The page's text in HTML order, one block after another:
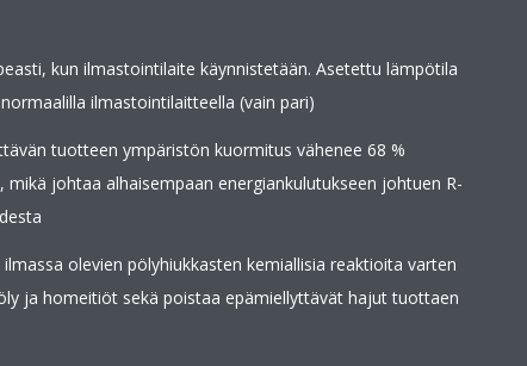
kun ilmastointilaite käynnistetään. Asetettu lämpötila
ilmastointilaitteella (vain pari)
tuotteen ympäristön kuormitus vähenee 68 %
mikä johtaa alhaisempaan energiankulutukseen johtuen R-
olevien pölyhiukkasten kemiallisia reaktioita varten
ja homeitiöt sekä poistaa epämiellyttävät hajut tuottaen